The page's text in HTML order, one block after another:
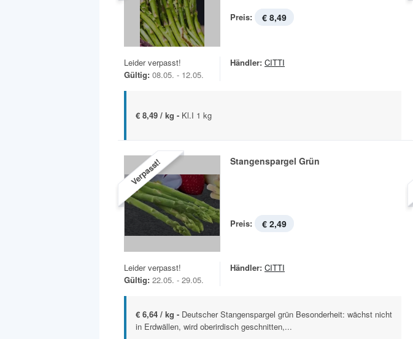
Preis: € 8,49
Leider verpasst!
Gültig: 08.05. - 12.05.
Händler: CITTI
€ 8,49 / kg - Kl.I 1 kg
Verpasst! Stangenspargel Grün
Preis: € 2,49
Leider verpasst!
Gültig: 22.05. - 29.05.
Händler: CITTI
€ 6,64 / kg - Deutscher Stangenspargel grün Besonderheit: wächst nicht
in Erdwällen, wird oberirdisch geschnitten,...